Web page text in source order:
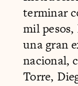
terminar
mil
una gran
nacional,
Torre,